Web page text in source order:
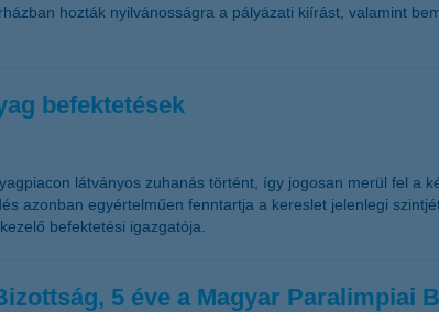
hozták nyilvánosságra a pályázati kiírást, valamint
befektetések
látványos zuhanás történt, így jogosan merül fel
azonban egyértelműen fenntartja a kereslet jelenlegi
befektetési igazgatója.
5 éve a Magyar Paralimpiai